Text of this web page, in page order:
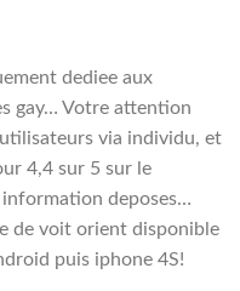
dediee aux
gay… Votre attention
via individu, et
4,4 sur 5 sur le
deposes…
de voit orient disponible
puis iphone 4S!